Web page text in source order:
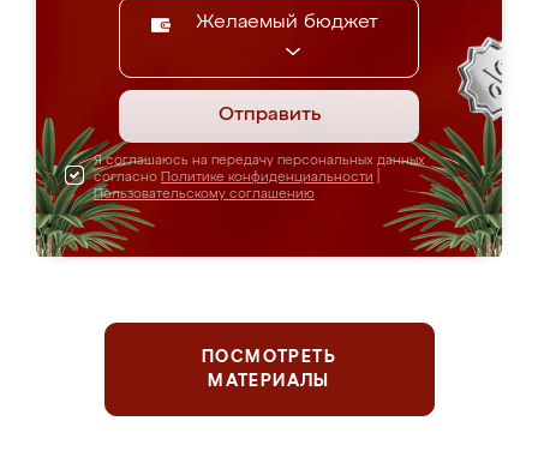
Желаемый бюджет
Отправить
Я соглашаюсь на передачу персональных данных
согласно Политике конфиденциальности
Пользовательскому соглашению
ПОСМОТРЕТЬ
МАТЕРИАЛЫ